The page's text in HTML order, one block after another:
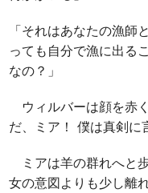
「それはあなたの漁師
っても自分で漁に出る
なの？」
ウィルバーは顔を赤
だ、ミア！ 僕は真剣に
ミアは羊の群れへと
女の意図よりも少し離